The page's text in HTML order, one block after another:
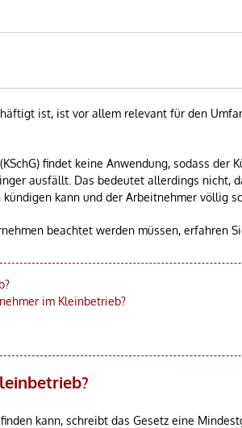
ist, ist vor allem relevant für den
findet keine Anwendung, sodass der
ausfällt. Das bedeutet allerdings nicht,
kann und der Arbeitnehmer völlig
beachtet werden müssen, erfahren
im Kleinbetrieb?
kann, schreibt das Gesetz eine